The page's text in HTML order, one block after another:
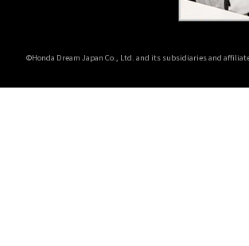
©Honda Dream Japan Co., Ltd. and its subsidiaries and